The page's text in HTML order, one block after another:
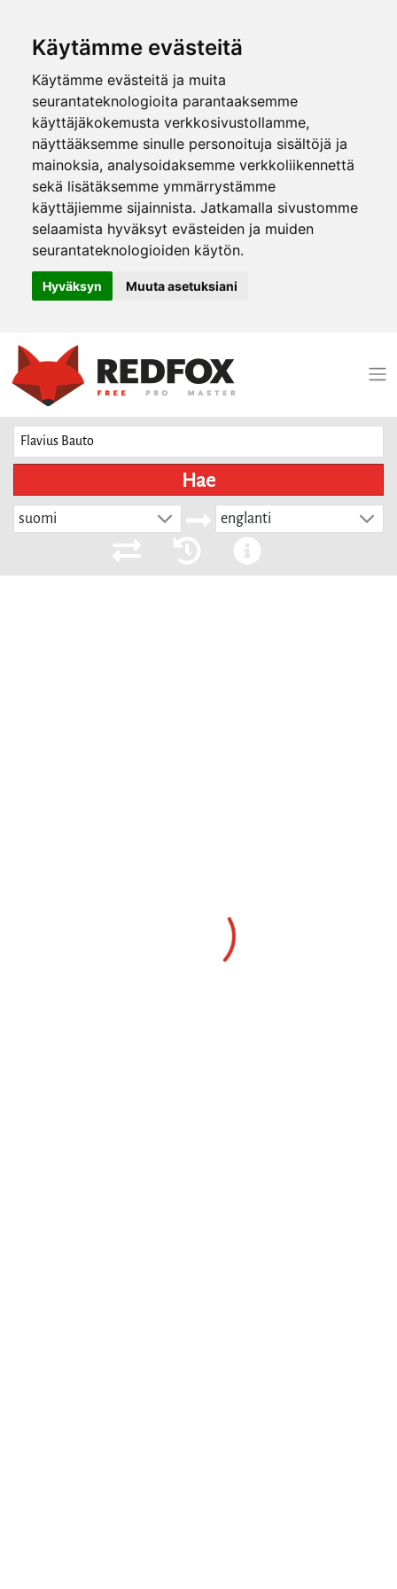
Käytämme evästeitä
Käytämme evästeitä ja muita
seurantateknologioita parantaaksemme
käyttäjäkokemusta verkkosivustollamme,
näyttääksemme sinulle personoituja sisältöjä ja
mainoksia, analysoidaksemme verkkoliikennettä
sekä lisätäksemme ymmärrystämme
käyttäjiemme sijainnista. Jatkamalla sivustomme
selaamista hyväksyt evästeiden ja muiden
seurantateknologioiden käytön.
Hyväksyn Muuta asetuksiani
Hae
suomi englanti